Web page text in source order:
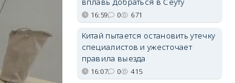
16:59 0 671
Китай пытается остановить утечку
специалистов и ужесточает
правила выезда
16:07 0 415